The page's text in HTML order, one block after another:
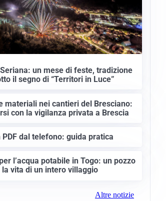
un mese di feste, tradizione
il segno di “Territori in Luce”
materiali nei cantieri del Bresciano:
con la vigilanza privata a Brescia
dal telefono: guida pratica
l’acqua potabile in Togo: un pozzo
vita di un intero villaggio
Altre notizie